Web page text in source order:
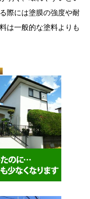
際には塗膜の強度や耐
は一般的な塗料よりも